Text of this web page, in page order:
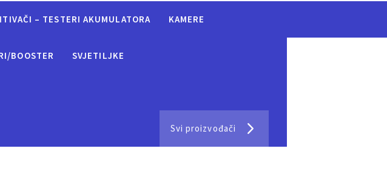
– TESTERI AKUMULATORA KAMERE
BOOSTER SVJETILJKE
Svi proizvođači